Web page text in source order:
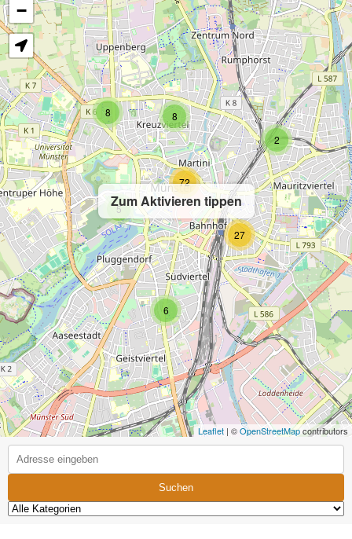
Zum Aktivieren tippen
2
8
6
8
27
5
72
−
Leaflet | ©OpenStreetMapcontributors
Suchen